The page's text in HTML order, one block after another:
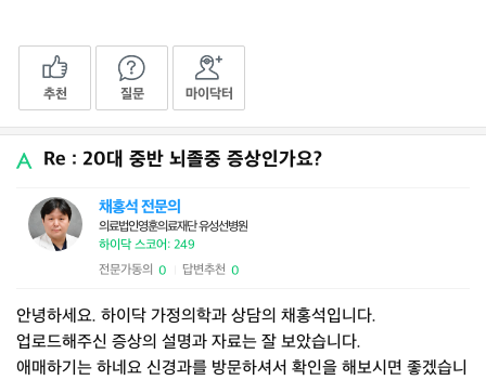
추천 질문 마이닥터
Re : 20대 중반 뇌졸중 증상인가요?
채홍석 전문의
의료법인영훈의료재단 유성선병원
하이닥 스코어: 249
전문가동의 0 답변추천 0
안녕하세요. 하이닥 가정의학과 상담의 채홍석입니다.
업로드해주신 증상의 설명과 자료는 잘 보았습니다.
애매하기는 하네요 신경과를 방문하셔서 확인을 해보시면 좋겠습니